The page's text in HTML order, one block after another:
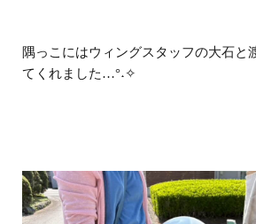
隅っこにはウィングスタッフの大石と
てくれました…°˖✧